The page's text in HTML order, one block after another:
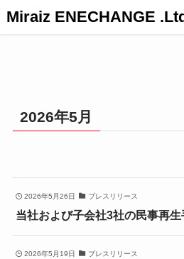
Miraiz ENECHANGE
2026年5月
2026年5月26日 プレスリリース
当社および子会社3社の民事再
2026年5月19日 プレスリリース